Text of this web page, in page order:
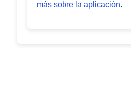
más sobre la aplicación.